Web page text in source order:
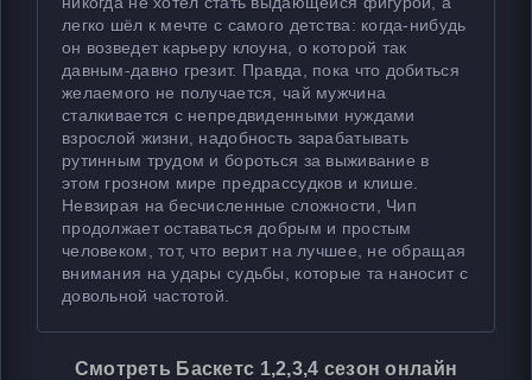
легко шёл к мечте с самого детства: когда-нибудь
он возведет карьеру клоуна, о которой так
давным-давно грезит. Правда, пока что добиться
желаемого не получается, чай мужчина
сталкивается с непредвиденными нуждами
взрослой жизни, надобность зарабатывать
рутинным трудом и бороться за выживание в
этом грозном мире предрассудков и клише.
Невзирая на бесчисленные сложности, Чип
продолжает оставаться добрым и простым
человеком, тот, что верит на лучшее, не обращая
внимания на удары судьбы, которые та наносит с
довольной частотой.
Смотреть Баскетс 1,2,3,4 сезон онлайн